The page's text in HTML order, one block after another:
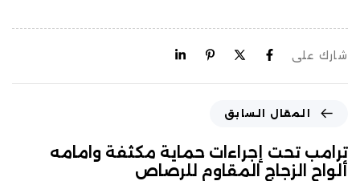
شارك على
المقال السابق
ترامب تحت إجراءات حماية مكثفة وامامه
ألواح الزجاج المقاوم للرصاص